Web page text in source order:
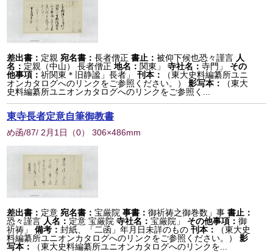
差出書： 定親 宛名書：長者僧正 書止：被仰下候也恐々謹言 人
名： 定親（中山） 長者僧正 地名： 関東」 寺社名：寺門」
その
他事項：祈関東＊旧静謐」長者」 刊本：
（東大史料編纂所ユニ
オンカタログへのリンクをご参照ください。）
影写本：
（東大
史料編纂所ユニオンカタログへのリンクをご参照く...
東寺長者定意自筆御教書
め函/87/ 2月1日 （0） 306×486mm
差出書： 定意 宛名書：宝厳院 事書：御祈祷之御巻数」事 書止：
恐々謹言 人名： 定意 宝厳院 寺社名：宝厳院」 その他事項：御
祈祷」
備考：封紙、「二函」年月日未詳のもの 刊本：
（東大史
料編纂所ユニオンカタログへのリンクをご参照ください。）
影
写本：
（東大史料編纂所ユニオンカタログへのリンクを...